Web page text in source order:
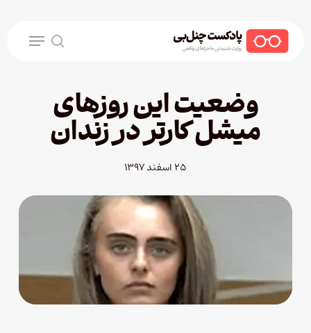
search
Menu
وضعیت این روزهای
میشل کارتر در زندان
۲۵ اسفند ۱۳۹۷